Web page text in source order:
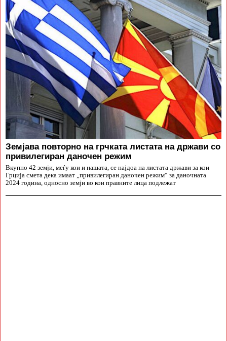
Земјава повторно на грчката листата на држави со
привилегиран даночен режим
Вкупно 42 земји, меѓу кои и нашата, се најдоа на листата држави за кои
Грција смета дека имаат „привилегиран даночен режим“ за даночната
2024 година, односно земји во кои правните лица подлежат